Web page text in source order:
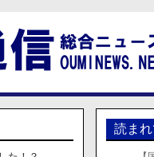
読ま